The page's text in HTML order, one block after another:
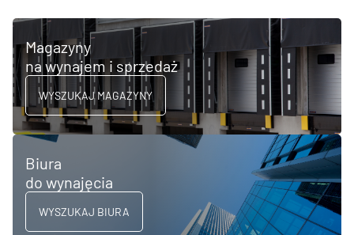
Magazyny
na wynajem i sprzedaż
WYSZUKAJ MAGAZYNY
Biura
do wynajęcia
WYSZUKAJ BIURA